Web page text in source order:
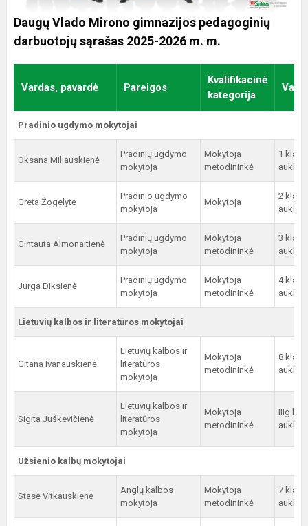
Daugų Vlado Mirono gimnazijos pedagoginių
darbuotojų sąrašas 2025-2026 m. m.
Vardas, pavardė Pareigos
Kvalifikacinė
kategorija
Pradinio ugdymo mokytojai
Oksana Miliauskienė
Pradinių ugdymo
mokytoja
Mokytoja
metodininkė
1
Greta Žogelytė
Pradinio ugdymo
mokytoja
Mokytoja
2
Gintauta Almonaitienė
Pradinių ugdymo
mokytoja
Mokytoja
metodininkė
3
Jurga Diksienė
Pradinių ugdymo
mokytoja
Mokytoja
metodininkė
4
Lietuvių kalbos ir literatūros mokytojai
Gitana Ivanauskienė
Lietuvių kalbos ir
literatūros
mokytoja
Mokytoja
metodininkė
8
Sigita Juškevičienė
Lietuvių kalbos ir
literatūros
mokytoja
Mokytoja
metodininkė
IIIg
Užsienio kalbų mokytojai
Stasė Vitkauskienė
Anglų kalbos
mokytoja
Mokytoja
metodininkė
7